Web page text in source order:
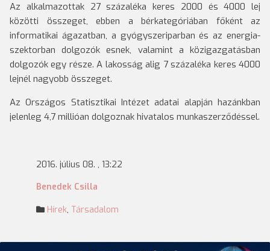
Az alkalmazottak 27 százaléka keres 2000 és 4000 lej
közötti összeget, ebben a bérkategóriában főként az
informatikai ágazatban, a gyógyszeriparban és az energia-
szektorban dolgozók esnek, valamint a közigazgatásban
dolgozók egy része. A lakosság alig 7 százaléka keres 4000
lejnél nagyobb összeget.
Az Országos Statisztikai Intézet adatai alapján hazánkban
jelenleg 4,7 millióan dolgoznak hivatalos munkaszerződéssel.
2016. július 08. , 13:22
Benedek Csilla
Hírek, Társadalom